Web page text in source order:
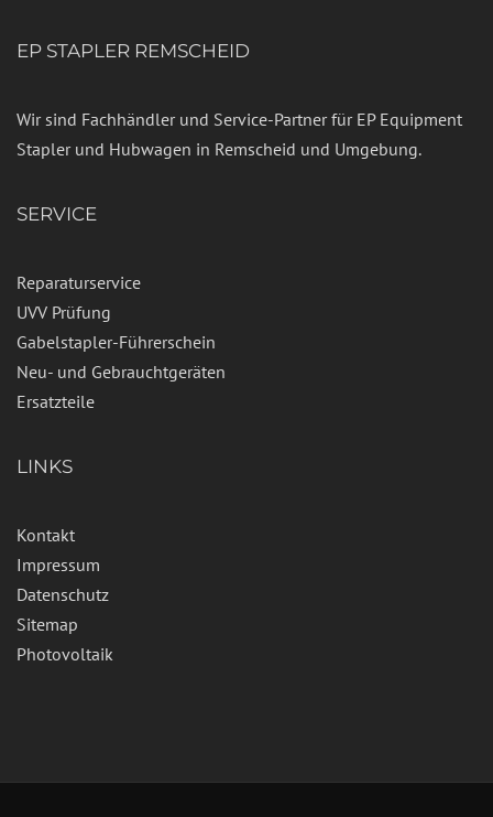
EP STAPLER REMSCHEID
Wir sind Fachhändler und Service-Partner für EP Equipment
Stapler und Hubwagen in Remscheid und Umgebung.
SERVICE
Reparaturservice
UVV Prüfung
Gabelstapler-Führerschein
Neu- und Gebrauchtgeräten
Ersatzteile
LINKS
Kontakt
Impressum
Datenschutz
Sitemap
Photovoltaik